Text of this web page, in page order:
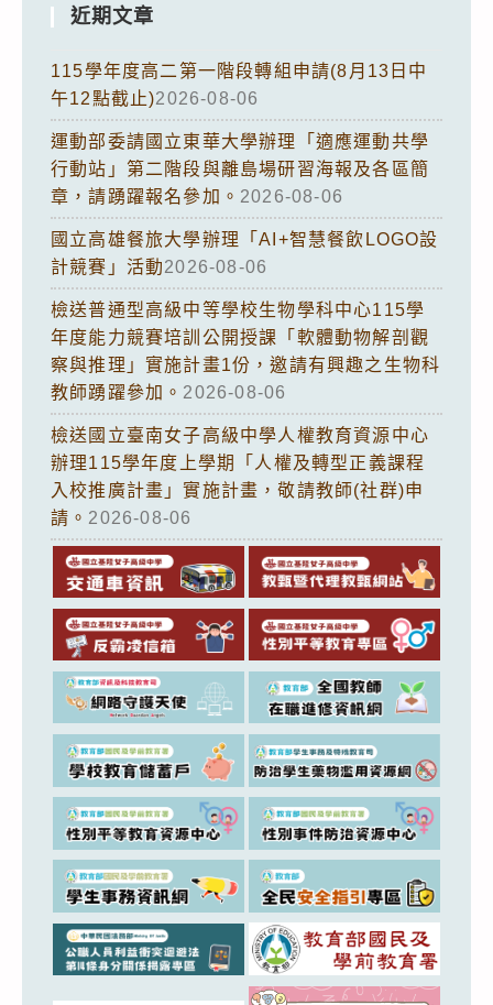
近期文章
115學年度高二第一階段轉組申請(8月13日中
午12點截止)2026-08-06
運動部委請國立東華大學辦理「適應運動共學
行動站」第二階段與離島場研習海報及各區簡
章，請踴躍報名參加。 2026-08-06
國立高雄餐旅大學辦理「AI+智慧餐飲LOGO設
計競賽」活動2026-08-06
檢送普通型高級中等學校生物學科中心115學
年度能力競賽培訓公開授課「軟體動物解剖觀
察與推理」實施計畫1份，邀請有興趣之生物科
教師踴躍參加。 2026-08-06
檢送國立臺南女子高級中學人權教育資源中心
辦理115學年度上學期「人權及轉型正義課程
入校推廣計畫」實施計畫，敬請教師(社群)申
請。 2026-08-06